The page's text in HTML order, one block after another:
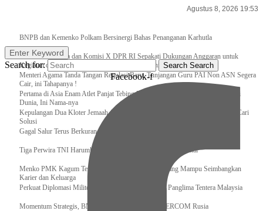
Agustus 8, 2026 19:53
BNPB dan Kemenko Polkam Bersinergi Bahas Penanganan Karhutla
Raker Kemenpora dan Komisi X DPR RI Sepakati Dukungan Anggaran untuk
Kegiatan dan Program Prioritas Pemuda dan Olahraga
Menteri Agama Tanda Tangan Regulasi Baru, Tunjangan Guru PAI Non ASN Segera
Cair, ini Tahapanya !
Pertama di Asia Enam Atlet Panjat Tebing Indonesia Taklukkan Tebing Tertinggi
Dunia, Ini Nama-nya
Kepulangan Dua Kloter Jemaah Asal Surabaya Tertunda, Kemenag Upayakan Cari
Solusi
Gagal Salur Terus Berkurang, Gus Ipul: 405 Ribu Lebih Bansos Cair
Tiga Perwira TNI Harumkan Indonesia Di Kancah Internasional
Menko PMK Kagum Terhadap Perempuan Modern yang Mampu Seimbangkan
Karier dan Keluarga
Perkuat Diplomasi Militer, Panglima TNI Terima CC Panglima Tentera Malaysia
Momentum Strategis, BNPB Terima Kunjungan EMERCOM Rusia
Enter Keyword
Search for: Search Search
Facebook-f